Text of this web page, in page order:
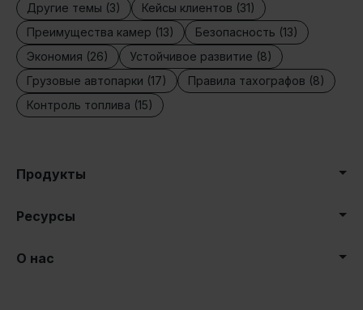
Другие темы (3)
Кейсы клиентов (31)
Преимущества камер (13)
Безопасность (13)
Экономия (26)
Устойчивое развитие (8)
Грузовые автопарки (17)
Правила тахографов (8)
Контроль топлива (15)
Продукты
Ресурсы
О нас